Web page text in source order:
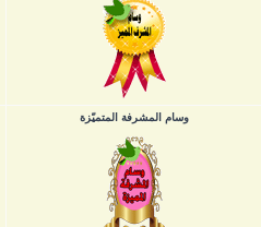
وسام المشرفة المتميّزة